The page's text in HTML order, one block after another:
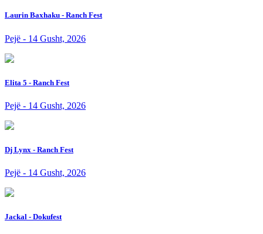
Laurin Baxhaku - Ranch Fest
Pejë - 14 Gusht, 2026
Elita 5 - Ranch Fest
Pejë - 14 Gusht, 2026
Dj Lynx - Ranch Fest
Pejë - 14 Gusht, 2026
Jackal - Dokufest